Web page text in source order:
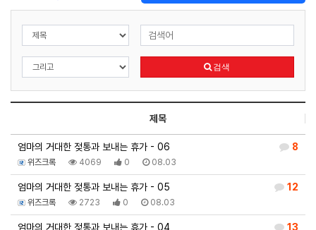
검색
제목
8
엄마의 거대한 젖통과 보내는 휴가 - 06
위즈크록 4069 0 08.03
12
엄마의 거대한 젖통과 보내는 휴가 - 05
위즈크록 2723 0 08.03
13
엄마의 거대한 젖통과 보내는 휴가 - 04